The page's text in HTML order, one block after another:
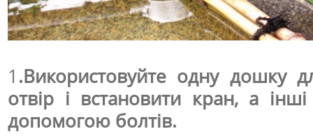
1 .Використовуйте одну дошку
отвір і встановити кран, а
допомогою болтів.